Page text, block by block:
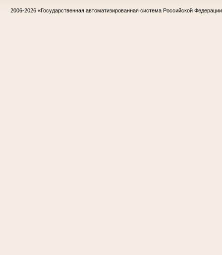
2006-2026 «Государственная автоматизированная система Российской